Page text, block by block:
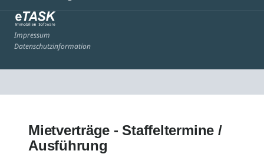
Impressum
Datenschutzinformation
Mietverträge - Staffeltermine /
Ausführung